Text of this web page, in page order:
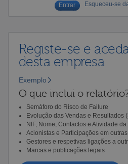
Esqueceu-se
Registe-se e
desta empresa
Exemplo
O que inclui o
Semáforo do Risco de Failure
Evolução das Vendas e Resultados
NIF, Nome, Contactos e Atividade
Acionistas e Participações em
Gestores e respetivas ligações a
Marcas e publicações legais